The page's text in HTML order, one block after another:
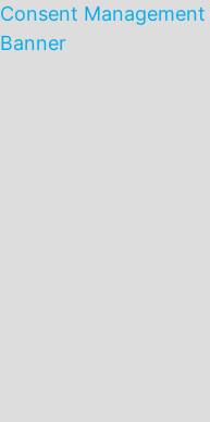
Consent
Banner